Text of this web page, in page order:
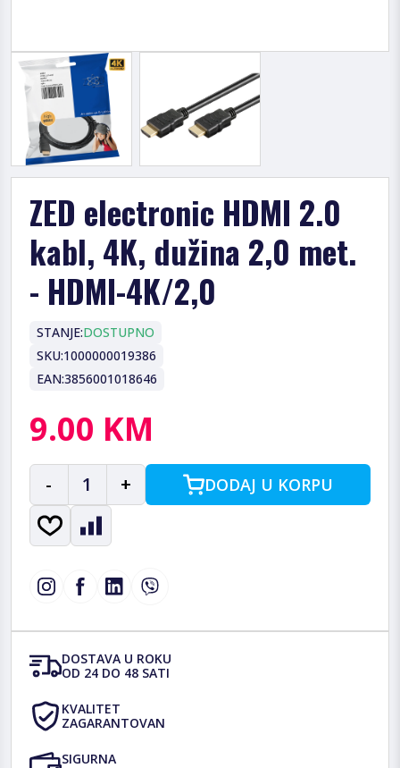
ZED electronic HDMI 2.0
kabl, 4K, dužina 2,0 met.
- HDMI-4K/2,0
STANJE:DOSTUPNO
SKU:1000000019386
EAN:3856001018646
9.00 KM
- 1 + DODAJ U KORPU
DOSTAVA U ROKU
OD 24 DO 48 SATI
KVALITET
ZAGARANTOVAN
SIGURNA